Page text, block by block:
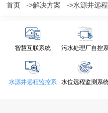
首页 ->解决方案 ->水源井远
智慧互联系统
污水处理厂自控
水源井远程监控系
水位远程监测系